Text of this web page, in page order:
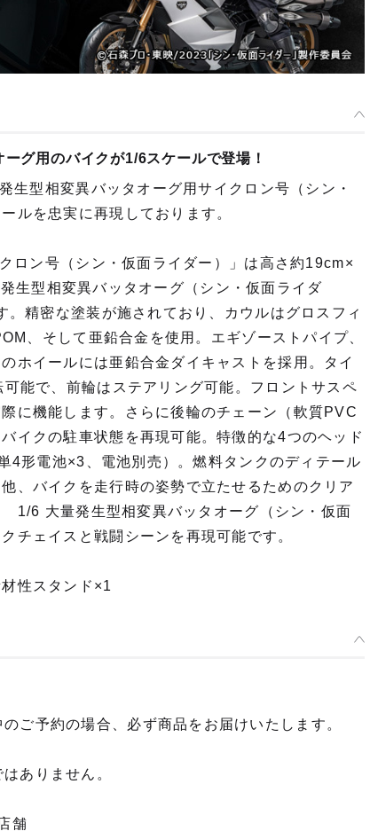
グ用のバイクが1/6スケールで登場！
型相変異バッタオーグ用サイクロン号（シン・
ルを忠実に再現しております。
ロン号（シン・仮面ライダー）」は高さ約19cm×
型相変異バッタオーグ（シン・仮面ライダ
精密な塗装が施されており、カウルはグロスフィ
、そして亜鉛合金を使用。エギゾーストパイプ、
ホイールには亜鉛合金ダイキャストを採用。タイ
能で、前輪はステアリング可能。フロントサスペ
に機能します。さらに後輪のチェーン（軟質PVC
イクの駐車状態を再現可能。特徴的な4つのヘッド
4形電池×3、電池別売）。燃料タンクのディテール
、バイクを走行時の姿勢で立たせるためのクリア
1/6 大量発生型相変異バッタオーグ（シン・仮面
チェイスと戦闘シーンを再現可能です。
性スタンド×1
ご予約の場合、必ず商品をお届けいたします。
ありません。
舗